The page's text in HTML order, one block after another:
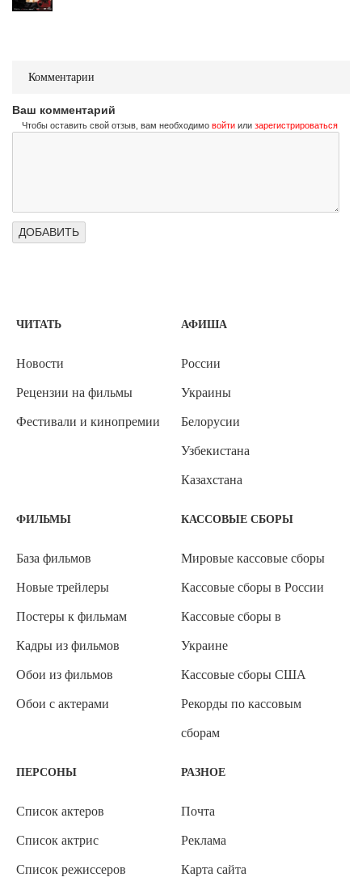
Комментарии
Ваш комментарий
Чтобы оставить свой отзыв, вам необходимо войти или зарегистрироваться
ЧИТАТЬ
Новости
Рецензии на фильмы
Фестивали и кинопремии
АФИША
России
Украины
Белорусии
Узбекистана
Казахстана
ФИЛЬМЫ
База фильмов
Новые трейлеры
Постеры к фильмам
Кадры из фильмов
Обои из фильмов
Обои с актерами
КАССОВЫЕ СБОРЫ
Мировые кассовые сборы
Кассовые сборы в России
Кассовые сборы в
Украине
Кассовые сборы США
Рекорды по кассовым
сборам
ПЕРСОНЫ
Список актеров
Список актрис
Список режиссеров
РАЗНОЕ
Почта
Реклама
Карта сайта